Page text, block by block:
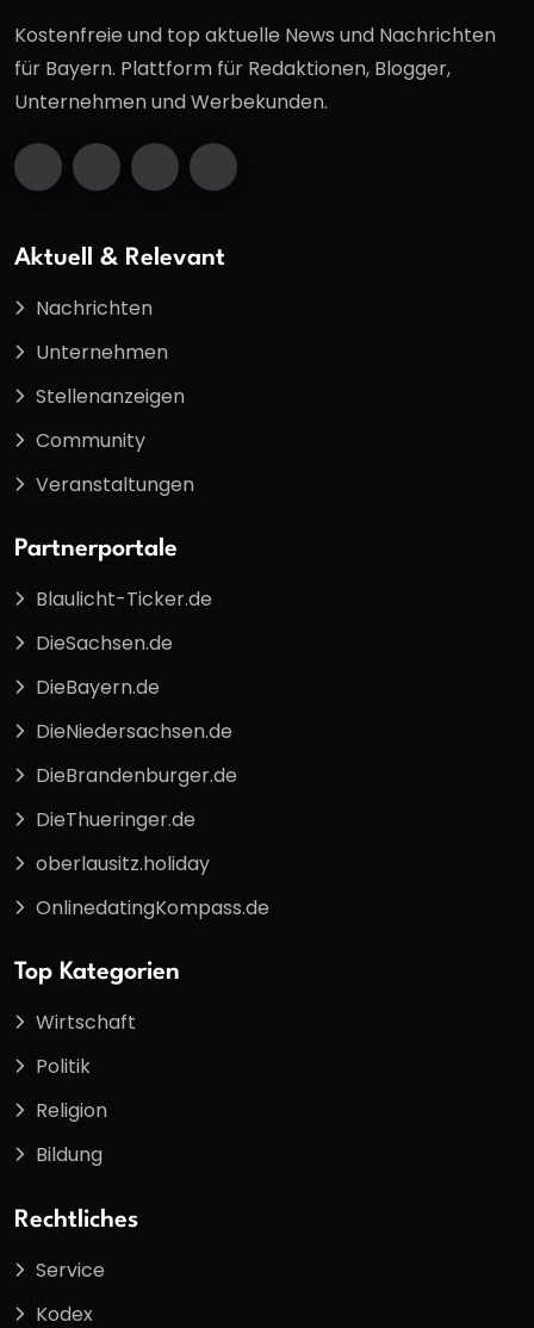
Kostenfreie und top aktuelle News und Nachrichten
für Bayern. Plattform für Redaktionen, Blogger,
Unternehmen und Werbekunden.
Aktuell & Relevant
Nachrichten
Unternehmen
Stellenanzeigen
Community
Veranstaltungen
Partnerportale
Blaulicht-Ticker.de
DieSachsen.de
DieBayern.de
DieNiedersachsen.de
DieBrandenburger.de
DieThueringer.de
oberlausitz.holiday
OnlinedatingKompass.de
Top Kategorien
Wirtschaft
Politik
Religion
Bildung
Rechtliches
Service
Kodex